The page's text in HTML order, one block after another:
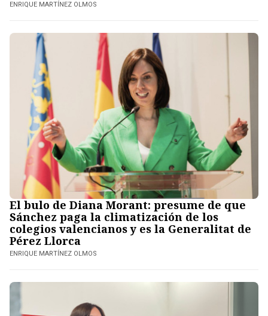
ENRIQUE MARTÍNEZ OLMOS
El bulo de Diana Morant: presume de que
Sánchez paga la climatización de los
colegios valencianos y es la Generalitat de
Pérez Llorca
ENRIQUE MARTÍNEZ OLMOS